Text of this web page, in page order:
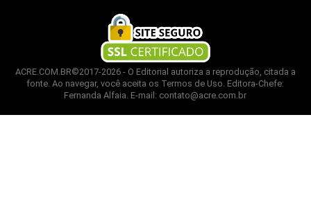
ACRE.COM.BR©2017-2026 - O Editorial autoriza a reprodução, citada a
fonte. Ao navegar, você aceita os Termos de Uso. Editora-Chefe:
Fernanda Alfaia. E-mail: contato@acre.com.br